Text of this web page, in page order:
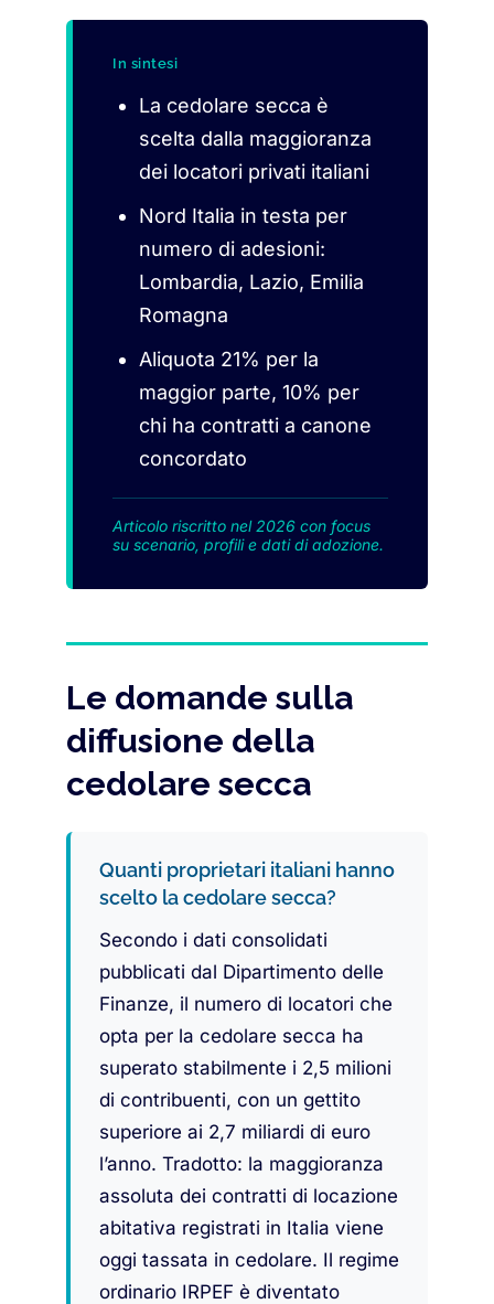
In sintesi
La cedolare secca è
scelta dalla maggioranza
dei locatori privati italiani
Nord Italia in testa per
numero di adesioni:
Lombardia, Lazio, Emilia
Romagna
Aliquota 21% per la
maggior parte, 10% per
chi ha contratti a canone
concordato
Articolo riscritto nel 2026 con focus
su scenario, profili e dati di adozione.
Le domande sulla
diffusione della
cedolare secca
Quanti proprietari italiani hanno
scelto la cedolare secca?
Secondo i dati consolidati
pubblicati dal Dipartimento delle
Finanze, il numero di locatori che
opta per la cedolare secca ha
superato stabilmente i 2,5 milioni
di contribuenti, con un gettito
superiore ai 2,7 miliardi di euro
l’anno. Tradotto: la maggioranza
assoluta dei contratti di locazione
abitativa registrati in Italia viene
oggi tassata in cedolare. Il regime
ordinario IRPEF è diventato